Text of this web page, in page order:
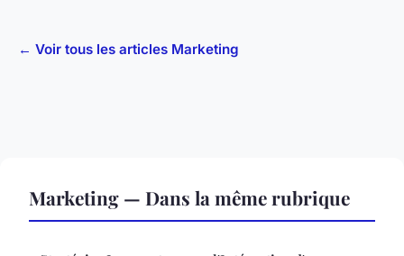
← Voir tous les articles Marketing
Marketing — Dans la même rubrique